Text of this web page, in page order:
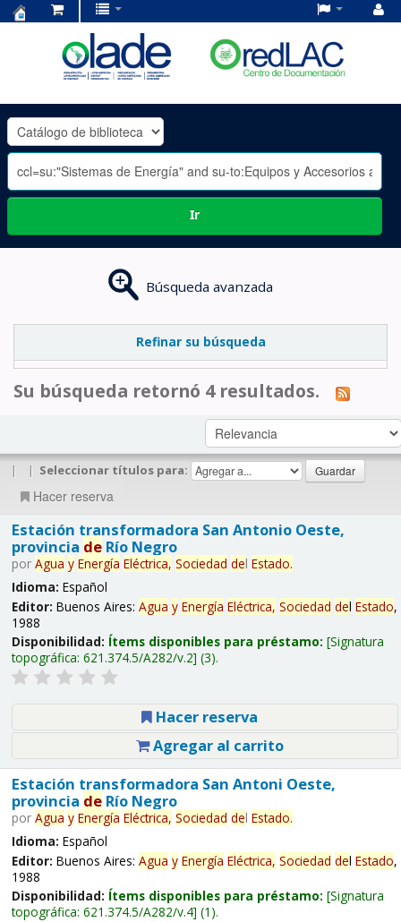
OLADE
-
Ir
Búsqueda avanzada
Refinar su búsqueda
Su búsqueda retornó 4 resultados.
| | Seleccionar títulos para:
Hacer reserva
Estación transformadora San Antonio Oeste,
provincia deRío Negro
por Agua y Energía Eléctrica, Sociedad del Estado.
Idioma: Español
Editor: Buenos Aires: Agua y Energía Eléctrica, Sociedad del Estado,
1988
Disponibilidad: Ítems disponibles para préstamo: Signatura
topográfica: 621.374.5/A282/v.2 (3).
Hacer reserva
Agregar al carrito
Estación transformadora San Antoni Oeste,
provincia deRío Negro
por Agua y Energía Eléctrica, Sociedad del Estado.
Idioma: Español
Editor: Buenos Aires: Agua y Energía Eléctrica, Sociedad del Estado,
1988
Disponibilidad: Ítems disponibles para préstamo: Signatura
topográfica: 621.374.5/A282/v.4 (1).